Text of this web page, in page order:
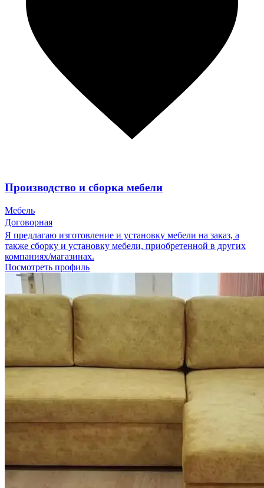
Производство и сборка мебели
Мебель
Договорная
Я предлагаю изготовление и установку мебели на заказ, а
также сборку и установку мебели, приобретенной в других
компаниях/магазинах.
Посмотреть профиль